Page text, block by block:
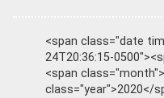
<span class="date
24T20:36:15-
<span
class="year">2020</